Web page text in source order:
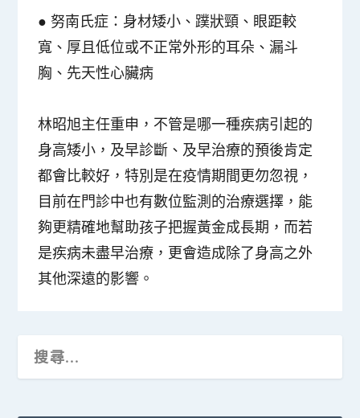
● 努南氏症：身材矮小、蹼狀頸、眼距較
寬、厚且低位或不正常外形的耳朵、漏斗
胸、先天性心臟病
林昭旭主任重申，不管是哪一種疾病引起的
身高矮小，及早診斷、及早治療的預後肯定
都會比較好，特別是在疫情期間更勿忽視，
目前在門診中也有數位監測的治療選擇，能
夠更精確地幫助孩子把握黃金成長期，而若
是疾病未盡早治療，更會造成除了身高之外
其他深遠的影響。